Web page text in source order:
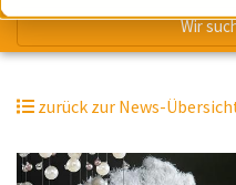
zurück zur News-
Wir